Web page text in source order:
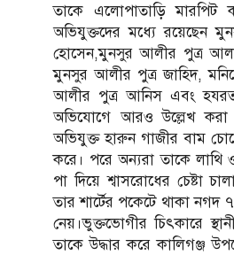
তাকে এলোপাতাড়ি
অভিযুক্তদের মধ্যে রয়েছেন
হোসেন,মুনসুর আলীর পুত্র
মুনসুর আলীর পুত্র জাহিদ,
আলীর পুত্র আনিস এবং
অভিযোগে আরও উল্লেখ
অভিযুক্ত হারুন গাজীর বাম
করে। পরে অন্যরা তাকে
পা দিয়ে শ্বাসরোধের চেষ্টা
তার শার্টের পকেটে থাকা নগদ
নেয়।ভুক্তভোগীর চিৎকারে
তাকে উদ্ধার করে কালিগঞ্জ